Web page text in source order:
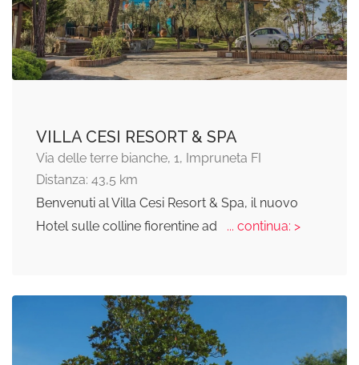
VILLA CESI RESORT & SPA
Via delle terre bianche, 1, Impruneta FI
Distanza: 43,5 km
Benvenuti al Villa Cesi Resort & Spa, il nuovo
Hotel sulle colline fiorentine ad
... continua: >